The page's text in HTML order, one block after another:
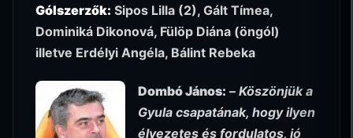
Gólszerzők: Sipos Lilla (2), Gált Tímea,
Dominiká Dikonová, Fülöp Diána (öngól)
illetve Erdélyi Angéla, Bálint Rebeka
Dombó János: – Köszönjük a
Gyula csapatának, hogy ilyen
élvezetes és fordulatos, jó